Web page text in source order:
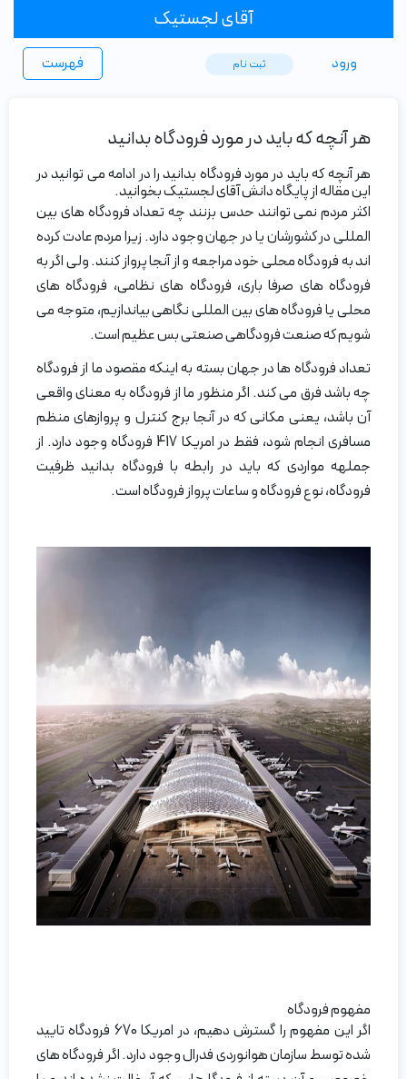
آقای لجستیک
فهرست ورود ثبت ‌نام
هر آنچه که باید در مورد فرودگاه بدانید
هر آنچه که باید در مورد فرودگاه بدانید را در ادامه می توانید در
این مقاله از پایگاه دانش آقای لجستیک بخوانید.
اکثر مردم نمی توانند حدس بزنند چه تعداد فرودگاه های بین
المللی در کشورشان یا در جهان وجود دارد. زیرا مردم عادت کرده
اند به فرودگاه محلی خود مراجعه و از آنجا پرواز کنند. ولی اگر به
فرودگاه های صرفا باری، فرودگاه های نظامی، فرودگاه های
محلی یا فرودگاه های بین المللی نگاهی بیاندازیم، متوجه می
شویم که صنعت فرودگاهی صنعتی بس عظیم است.
تعداد فرودگاه ها در جهان بسته به اینکه مقصود ما از فرودگاه
چه باشد فرق می کند. اگر منظور ما از فرودگاه به معنای واقعی
آن باشد، یعنی مکانی که در آنجا برج کنترل و پروازهای منظم
مسافری انجام شود، فقط در امریکا 417 فرودگاه وجود دارد. از
جملهه مواردی که باید در رابطه با فرودگاه بدانید ظرفیت
فرودگاه، نوع فرودگاه و ساعات پرواز فرودگاه است.
مفهوم فرودگاه
اگر این مفهوم را گسترش دهیم، در امریکا 670 فرودگاه تایید
شده توسط سازمان هوانوردی فدرال وجود دارد. اگر فرودگاه های